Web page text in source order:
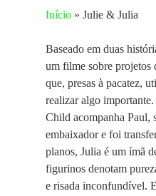
Início » Julie & Julia
Baseado em duas
um filme sobre projetos
que, presas à pacatez,
realizar algo
Child acompanha Paul,
embaixador e foi
planos, Julia é um ímã
figurinos denotam
e risada inconfundível.